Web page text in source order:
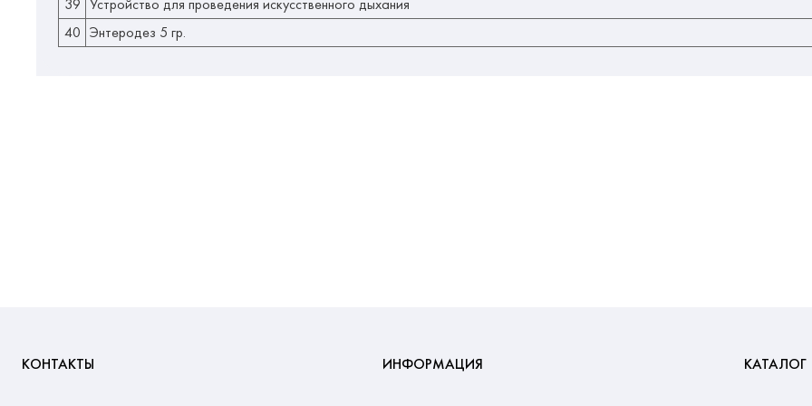
39 Устройство для проведения искусственного дыхания
40 Энтеродез 5 гр.
КОНТАКТЫ ИНФОРМАЦИЯ КАТАЛОГ